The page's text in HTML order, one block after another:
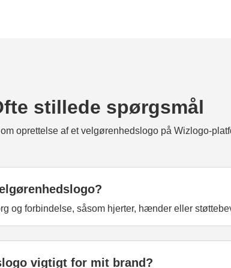
stillede spørgsmål
oprettelse af et velgørenhedslogo på Wizlogo-
og forbindelse, såsom hjerter, hænder eller
vigtigt for mit brand?